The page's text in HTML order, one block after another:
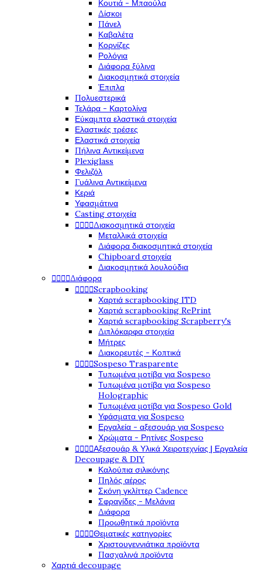
Κουτιά - Μπαούλα
Δίσκοι
Πάνελ
Καβαλέτα
Κορνίζες
Ρολόγια
Διάφορα ξύλινα
Διακοσμητικά στοιχεία
Έπιπλα
Πολυεστερικά
Τελάρα - Καρτολίνα
Εύκαμπτα ελαστικά στοιχεία
Ελαστικές τρέσες
Ελαστικά στοιχεία
Πήλινα Αντικείμενα
Plexiglass
Φελιζόλ
Γυάλινα Αντικείμενα
Κεριά
Υφασμάτινα
Casting στοιχεία
Διακοσμητικά στοιχεία
Μεταλλικά στοιχεία
Διάφορα διακοσμητικά στοιχεία
Chipboard στοιχεία
Διακοσμητικά λουλούδια
Διάφορα
Scrapbooking
Χαρτιά scrapbooking ITD
Χαρτιά scrapbooking RePrint
Χαρτιά scrapbooking Scrapberry's
Διπλόκαρφα στοιχεία
Μήτρες
Διακορευτές - Κοπτικά
Sospeso Trasparente
Τυπωμένα μοτίβα για Sospeso
Τυπωμένα μοτίβα για Sospeso
Holographic
Τυπωμένα μοτίβα για Sospeso Gold
Υφάσματα για Sospeso
Εργαλεία - αξεσουάρ για Sospeso
Χρώματα - Ρητίνες Sospeso
Αξεσουάρ & Υλικά Χειροτεχνίας | Εργαλεία
Decoupage & DIY
Καλούπια σιλικόνης
Πηλός αέρος
Σκόνη γκλίττερ Cadence
Σφραγίδες - Μελάνια
Διάφορα
Προωθητικά προϊόντα
Θεματικές κατηγορίες
Χριστουγεννιάτικα προϊόντα
Πασχαλινά προϊόντα
Χαρτιά decoupage